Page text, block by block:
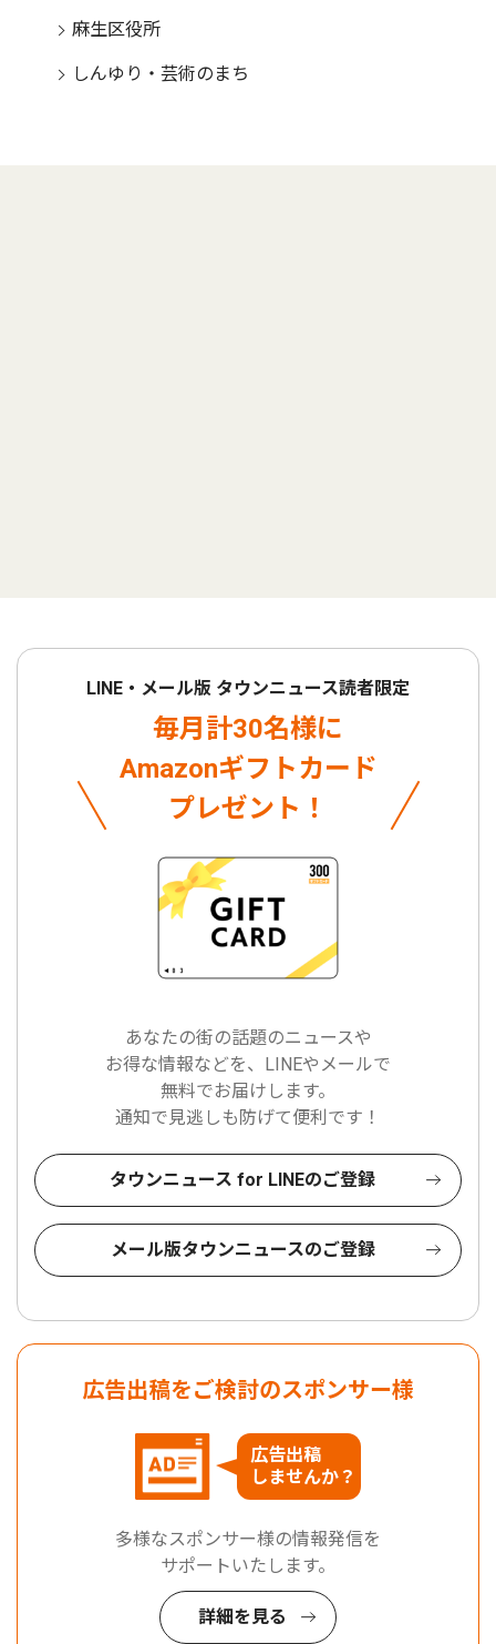
麻生区役所
しんゆり・芸術のまち
LINE・メール版 タウンニュース読者限定
毎月計30名様に
Amazonギフトカード
プレゼント！
あなたの街の話題のニュースや
お得な情報などを、LINEやメールで
無料でお届けします。
通知で見逃しも防げて便利です！
タウンニュース for LINEのご登録
メール版タウンニュースのご登録
広告出稿をご検討のスポンサー様
広告出稿
しませんか？
多様なスポンサー様の情報発信を
サポートいたします。
詳細を見る